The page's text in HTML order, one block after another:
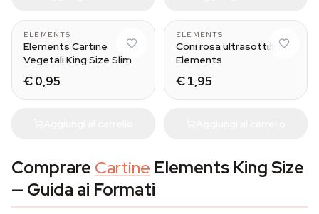
ELEMENTS
Elements Cartine
Vegetali King Size Slim
€ 0,95
ELEMENTS
Coni rosa ultrasottili
Elements
€ 1,95
Comprare Cartine Elements King Size
— Guida ai Formati